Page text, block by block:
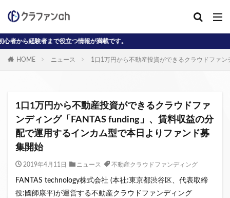
まで役立つ情報が満載です。
HOME ニュース 1口1万円から不動産投資ができるクラウドファ
1口1万円から不動産投資ができるクラウドファ
ンディング「FANTAS funding」、賃料収益の分
配で運用するインカム型で本日よりファンド募
集開始
2019年4月11日 ニュース 不動産クラウドファンディング
FANTAS technology株式会社 (本社:東京都渋谷区、代表取締
役:國師康平)が運営する不動産クラウドファンディング
カテゴリー
AD J-reit reit インタビュー動画
クラウドファンディングコラム
クラウファンディングコラム ソーシャル
デジタル証券
不動産クラウドファンディング・オブ・ザ・イヤー
不動産クラウドファンディング協会 不特法
事業者向け 元本割れ 動画 匿名組合